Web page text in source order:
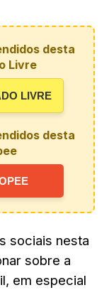
desta
Livre
LIVRE
desta
sociais nesta
sobre a
em especial